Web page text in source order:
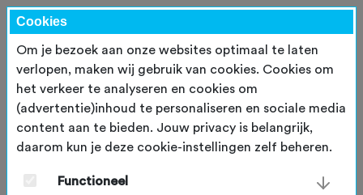
Welkom! Hoe wil je inloggen?
verder te gaan met inloggen.
Cookies
Om je bezoek aan onze websites optimaal te laten
verlopen, maken wij gebruik van cookies. Cookies om
het verkeer te analyseren en cookies om
(advertentie)inhoud te personaliseren en sociale media
content aan te bieden. Jouw privacy is belangrijk,
daarom kun je deze cookie-instellingen zelf beheren.
Functioneel